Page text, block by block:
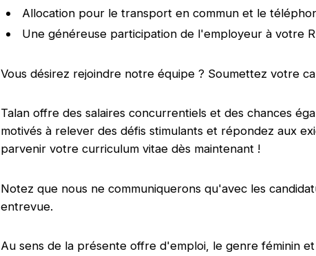
Allocation pour le transport en commun et le
Une généreuse participation de l'employeur à votre
Vous désirez rejoindre notre équipe ? Soumettez votre
Talan offre des salaires concurrentiels et des chances
motivés à relever des défis stimulants et répondez aux
parvenir votre curriculum vitae dès maintenant !
Notez que nous ne communiquerons qu'avec les
entrevue.
Au sens de la présente offre d'emploi, le genre féminin